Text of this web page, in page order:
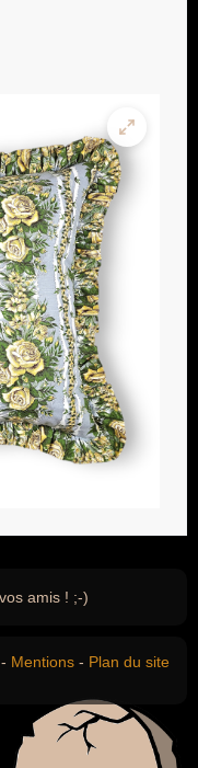
amis ! ;-)
- Mentions - Plan du site